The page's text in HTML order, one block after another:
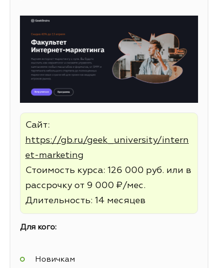
Сайт:
https://gb.ru/geek_university/intern
et-marketing
Стоимость курса: 126 000 руб. или в
рассрочку от 9 000 ₽/мес.
Длительность: 14 месяцев
Для кого:
Новичкам